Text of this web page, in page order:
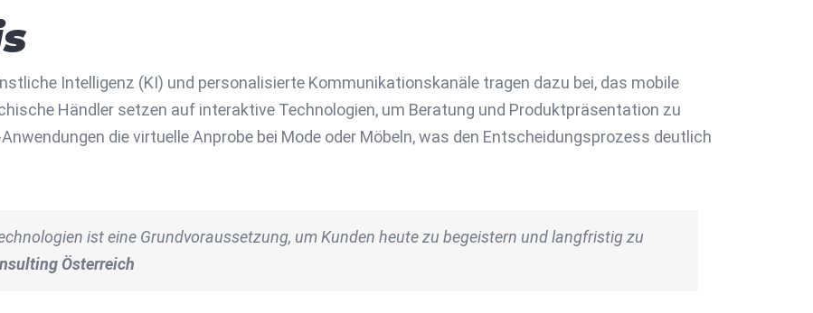
Intelligenz (KI) und personalisierte Kommunikationskanäle tragen dazu bei, das mobile
Händler setzen auf interaktive Technologien, um Beratung und Produktpräsentation zu
die virtuelle Anprobe bei Mode oder Möbeln, was den Entscheidungsprozess deutlich
ist eine Grundvoraussetzung, um Kunden heute zu begeistern und langfristig zu
Österreich